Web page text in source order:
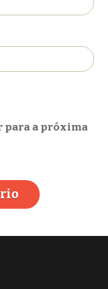
para a próxima